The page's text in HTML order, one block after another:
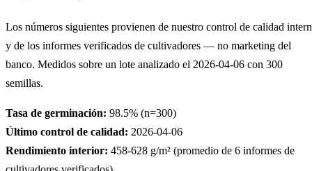
Los números siguientes provienen de nuestro control de calidad
y de los informes verificados de cultivadores — no marketing del
banco. Medidos sobre un lote analizado el 2026-04-06 con 300
semillas.
Tasa de germinación: 98.5% (n=300)
Último control de calidad: 2026-04-06
Rendimiento interior: 458-628 g/m² (promedio de 6 informes de